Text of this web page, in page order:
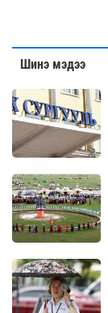
Шинэ мэдээ